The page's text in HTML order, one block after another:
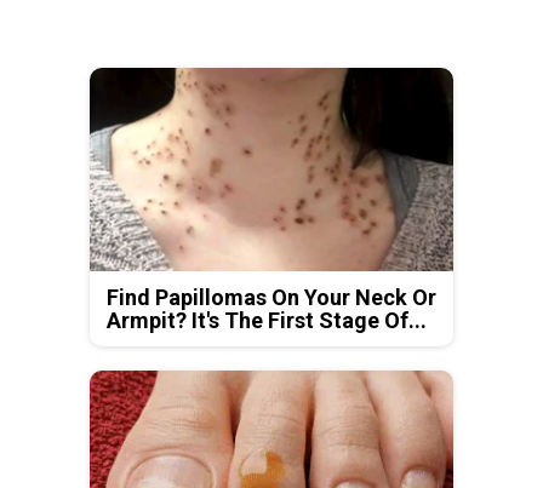
Find Papillomas On Your Neck Or
Armpit? It's The First Stage Of...